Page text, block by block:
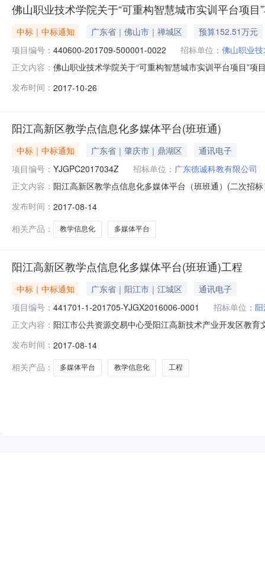
佛山职业技术学院关于“可重构智慧城市实训平台项
中标｜中标通知 广东省｜佛山市｜禅城区
预算152.51万元
项目编号： 440600-201709-500001-0022 招标单位： 佛山职业
正文内容： 佛山职业技术学院关于“可重构智慧城市实训平台项目”
及联系方式：项目联系人详见公告正文项目联系电话详
发布时间： 2017-10-26
阳江高新区教学点信息化多媒体平台(班班通)
中标｜中标通知 广东省｜肇庆市｜鼎湖区
通讯电子
项目编号： YJGPC2017034Z 招标单位： 广东德诚科教有限公司
正文内容： 阳江高新区教学点信息化多媒体平台（班班通）(二次招
购。现就本次采购的中标结果公告如下：一、项目编号
发布时间： 2017-08-14
相关产品：
教学信息化 多媒体平台
阳江高新区教学点信息化多媒体平台(班班通)工程
中标｜中标通知 广东省｜阳江市｜江城区
通讯电子
项目编号： 441701-1-201705-YJGX2016006-0001 招标单位：
正文内容： 阳江市公共资源交易中心受阳江高新技术产业开发区教
高新区教学点信息化多媒体平台（班班通）工程三、采
发布时间： 2017-08-14
相关产品：
多媒体平台 教学信息化 工程